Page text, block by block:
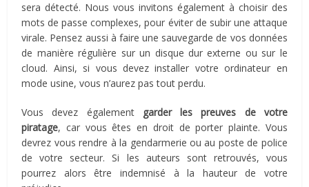
sera détecté. Nous vous invitons également à choisir des
mots de passe complexes, pour éviter de subir une attaque
virale. Pensez aussi à faire une sauvegarde de vos données
de manière régulière sur un disque dur externe ou sur le
cloud. Ainsi, si vous devez installer votre ordinateur en
mode usine, vous n’aurez pas tout perdu.
Vous devez également garder les preuves de votre
piratage, car vous êtes en droit de porter plainte. Vous
devrez vous rendre à la gendarmerie ou au poste de police
de votre secteur. Si les auteurs sont retrouvés, vous
pourrez alors être indemnisé à la hauteur de votre